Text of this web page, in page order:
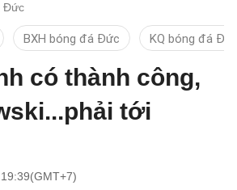
Đức
BXH bóng đá Đức KQ bóng đá
có thành công,
tới